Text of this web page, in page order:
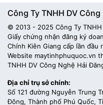
Công Ty TNHH DV
© 2013 - 2025 Công Ty
Giấy chứng nhận đăng ký
Chính Kiên Giang cấp lần đầu
Website maytinhphuquoc.vn
TNHH DV Công Nghệ Hải
Địa chỉ trụ sở chính:
Số 121 đường Nguyễn Trung
Đông, Thành phố Phú Quốc,